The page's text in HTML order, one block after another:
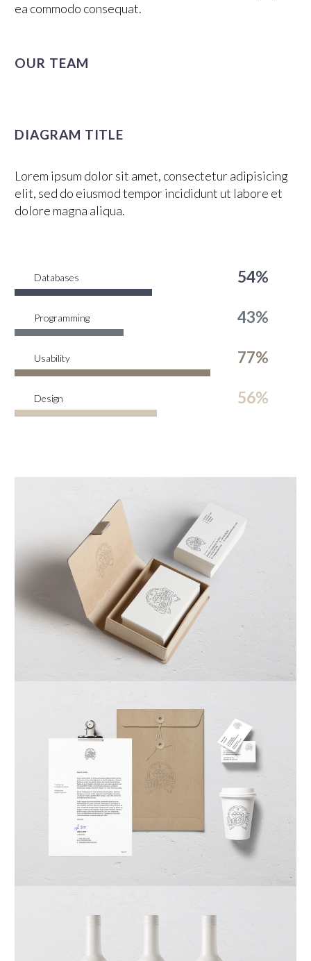
ea commodo consequat.
OUR TEAM
DIAGRAM TITLE
Lorem ipsum dolor sit amet, consectetur adipisicing
elit, sed do eiusmod tempor incididunt ut labore et
dolore magna aliqua.
Databases 54%
Programming 43%
Usability 77%
Design 56%